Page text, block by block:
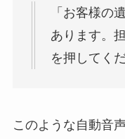
「お客様の
あります。
を押してく
このような自動音